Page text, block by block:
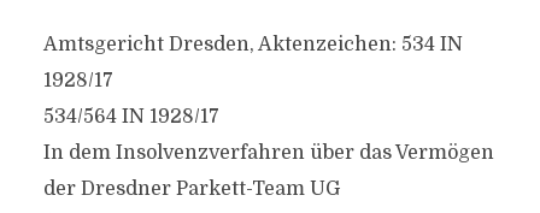
Amtsgericht Dresden, Aktenzeichen: 534 IN
1928/17
534/564 IN 1928/17
In dem Insolvenzverfahren über das Vermögen
der Dresdner Parkett-Team UG